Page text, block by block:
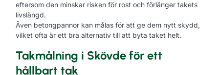
eftersom den minskar risken för rost och förlänger takets
livslängd.
Även betongpannor kan målas för att ge dem nytt skydd,
vilket ofta är ett bra alternativ till att byta taket helt.
Takmålning i Skövde för ett
hållbart tak